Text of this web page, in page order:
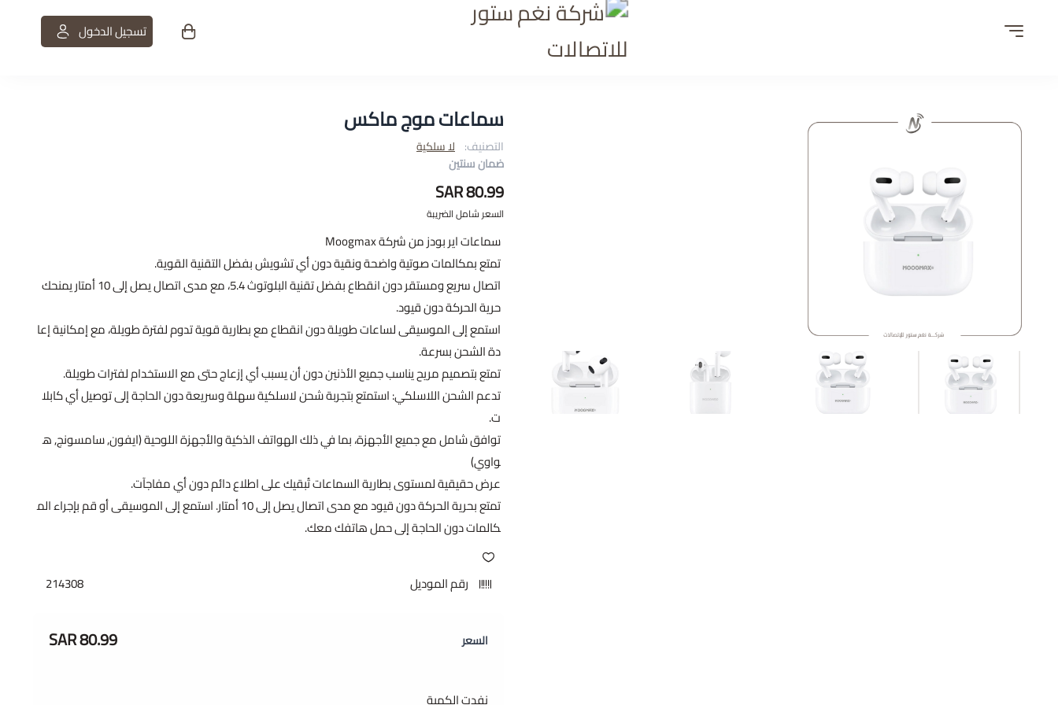
شركة نغم ستور للاتصالات تسجيل الدخول
سماعات موج ماكس
التصنيف: لا سلكية
ضمان سنتين
80.99 SAR
السعر شامل الضريبة
سماعات اير بودز من شركة Moogmax
تمتع بمكالمات صوتية واضحة ونقية دون أي تشويش بفضل التقنية القوية.
اتصال سريع ومستقر دون انقطاع بفضل تقنية البلوتوث 5.4، مع مدى اتصال يصل إلى 10 أمتار يمنحك
حرية الحركة دون قيود.
استمع إلى الموسيقى لساعات طويلة دون انقطاع مع بطارية قوية تدوم لفترة طويلة، مع إمكانية إعا
دة الشحن بسرعة.
تمتع بتصميم مريح يناسب جميع الأذنين دون أن يسبب أي إزعاج حتى مع الاستخدام لفترات طويلة.
تدعم الشحن اللاسلكي: استمتع بتجربة شحن لاسلكية سهلة وسريعة دون الحاجة إلى توصيل أي كابلا
ت.
توافق شامل مع جميع الأجهزة، بما في ذلك الهواتف الذكية والأجهزة اللوحية (ايفون, سامسونج, ه
واوي)
عرض حقيقية لمستوى بطارية السماعات تُبقيك على اطلاع دائم دون أي مفاجآت.
تمتع بحرية الحركة دون قيود مع مدى اتصال يصل إلى 10 أمتار. استمع إلى الموسيقى أو قم بإجراء الم
كالمات دون الحاجة إلى حمل هاتفك معك.
رقم الموديل 214308
السعر 80.99 SAR
نفدت الكمية